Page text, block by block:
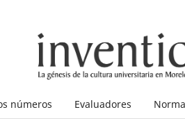
números Evaluadores